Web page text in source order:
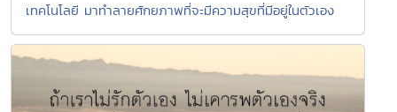
เทคโนโลยี มาทำลายศักยภาพที่จะมีความสุขที่มีอยู่ในตัวเอง